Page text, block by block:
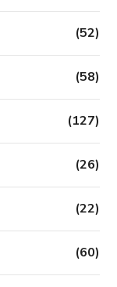
(52)
(58)
(127)
(26)
(22)
(60)